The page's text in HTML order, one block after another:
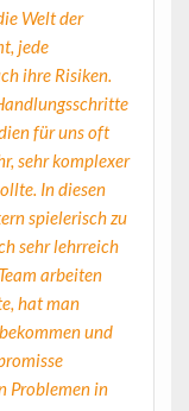
Welt der
jede
ihre Risiken.
für uns oft
sehr komplexer
In diesen
spielerisch zu
sehr lehrreich
arbeiten
hat man
und
Problemen in